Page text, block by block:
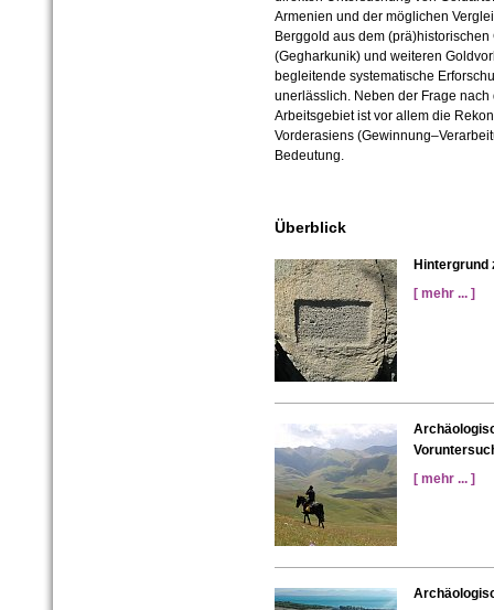
Armenien und der möglichen
Berggold aus dem
(Gegharkunik) und weiteren
begleitende systematische
unerlässlich. Neben der Frage
Arbeitsgebiet ist vor allem die
Vorderasiens
Bedeutung.
Überblick
Hintergrund
[ mehr ... ]
[ mehr ... ]